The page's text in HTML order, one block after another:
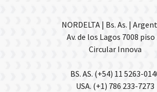
NORDELTA | Bs. As. |
Av. de los Lagos 7008 piso
Circular Innova
BS. AS. (+54) 11 5263-
USA. (+1) 786 233-7273